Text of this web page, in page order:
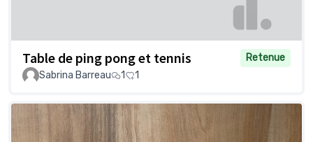
Table de ping pong et tennis
Retenue
Sabrina Barreau
1 1